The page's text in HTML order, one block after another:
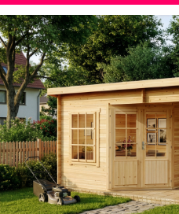
Bildergalerie überspringen